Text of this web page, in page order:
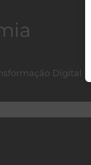
Digital